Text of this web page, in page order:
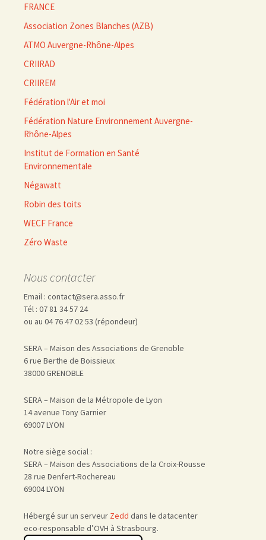
FRANCE
Association Zones Blanches (AZB)
ATMO Auvergne-Rhône-Alpes
CRIIRAD
CRIIREM
Fédération l'Air et moi
Fédération Nature Environnement Auvergne-
Rhône-Alpes
Institut de Formation en Santé
Environnementale
Négawatt
Robin des toits
WECF France
Zéro Waste
Nous contacter
Email : contact@sera.asso.fr
Tél : 07 81 34 57 24
ou au 04 76 47 02 53 (répondeur)
SERA – Maison des Associations de Grenoble
6 rue Berthe de Boissieux
38000 GRENOBLE
SERA – Maison de la Métropole de Lyon
14 avenue Tony Garnier
69007 LYON
Notre siège social :
SERA – Maison des Associations de la Croix-Rousse
28 rue Denfert-Rochereau
69004 LYON
Hébergé sur un serveur Zedd dans le datacenter
eco-responsable d’OVH à Strasbourg.